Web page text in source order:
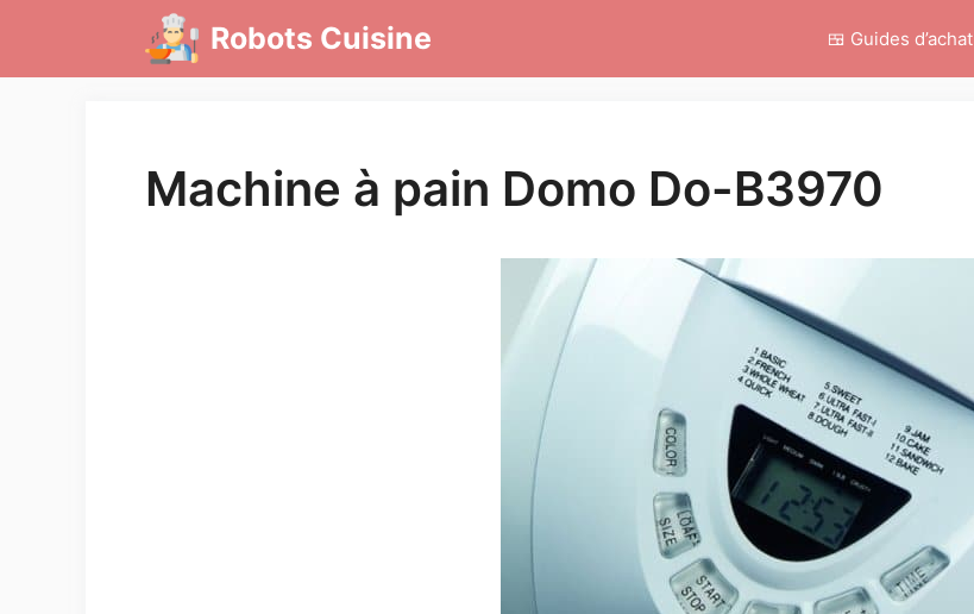
contenu
Robots Cuisine 🍱 Guides d’achat
Machine à pain Domo Do-B3970